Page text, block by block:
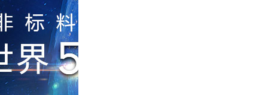
钢板箱
货架系统
化工行业